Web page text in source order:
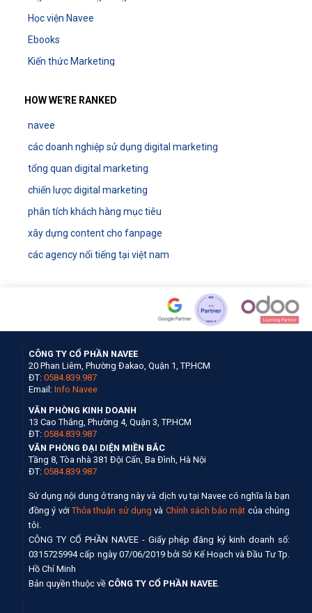
Học viện Navee
Ebooks
Kiến thức Marketing
HOW WE'RE RANKED
navee
các doanh nghiệp sử dụng digital marketing
tổng quan digital marketing
chiến lược digital marketing
phân tích khách hàng mục tiêu
xây dựng content cho fanpage
các agency nổi tiếng tại việt nam
CÔNG TY CỔ PHẦN NAVEE
20 Phan Liêm, Phường Đakao, Quận 1, TP.HCM
ĐT: 0584.839.987
Email: Info Navee
VĂN PHÒNG KINH DOANH
13 Cao Thắng, Phường 4, Quận 3, TP.HCM
ĐT: 0584.839.987
VĂN PHÒNG ĐẠI DIỆN MIỀN BẮC
Tầng 8, Tòa nhà 381 Đội Cấn, Ba Đình, Hà Nội
ĐT: 0584.839.987
Sử dụng nội dung ở trang này và dịch vụ tại Navee có nghĩa là bạn
đồng ý với Thỏa thuận sử dụng và Chính sách bảo mật của chúng
tôi.
CÔNG TY CỔ PHẦN NAVEE - Giấy phép đăng ký kinh doanh số:
0315725994 cấp ngày 07/06/2019 bởi Sở Kế Hoạch và Đầu Tư Tp.
Hồ Chí Minh
Bản quyền thuộc về CÔNG TY CỔ PHẦN NAVEE